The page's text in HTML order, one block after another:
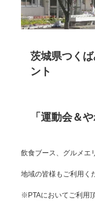
茨城県つく
ント
「運動会＆
飲食ブース、グルメエ
地域の皆様もご利用く
※PTAにおいてご利用